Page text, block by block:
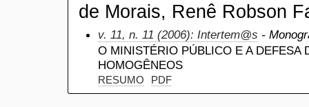
de Morais, Renê Robson
v. 11, n. 11 (2006): Intertem@s -
O MINISTÉRIO PÚBLICO E A DEFESA
HOMOGÊNEOS
RESUMO PDF